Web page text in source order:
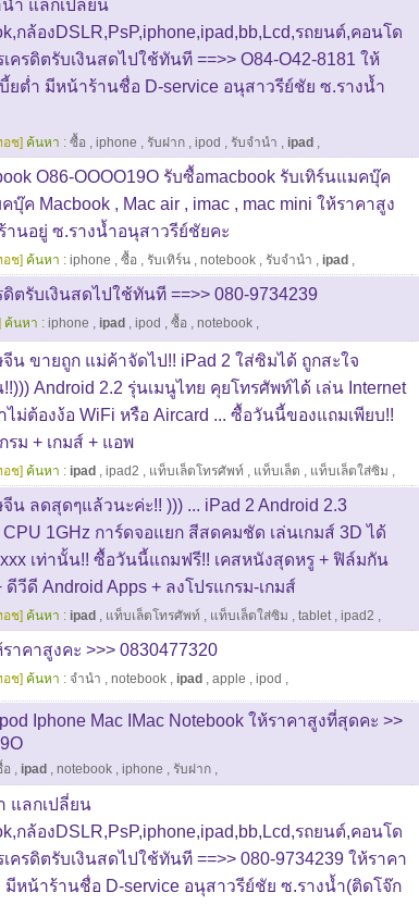
ำ แลกเปลี่ยน
กล้องDSLR,PsP,iphone,ipad,bb,Lcd,รถยนต์,คอนโด
ครดิตรับเงินสดไปใช้ทันที ==>> O84-O42-8181 ให้
บี้ยต่ำ มีหน้าร้านชื่อ D-service อนุสาวรีย์ชัย ซ.รางน้ำ
อช] ค้นหา : ซื้อ , iphone , รับฝาก , ipod , รับจำนำ , ipad ,
O86-OOOO19O รับซื้อmacbook รับเทิร์นแมคบุ๊ค
บุ๊ค Macbook , Mac air , imac , mac mini ให้ราคาสูง
านอยู่ ซ.รางน้ำอนุสาวรีย์ชัยคะ
ช] ค้นหา : iphone , ซื้อ , รับเทิร์น , notebook , รับจำนำ , ipad ,
ดิตรับเงินสดไปใช้ทันที ==>> 080-9734239
ค้นหา : iphone , ipad , ipod , ซื้อ , notebook ,
น ขายถูก แม่ค้าจัดไป!! iPad 2 ใส่ซิมได้ ถูกสะใจ
Android 2.2 รุ่นเมนูไทย คุยโทรศัพท์ได้ เล่น Internet
ไม่ต้องง้อ WiFi หรือ Aircard ... ซื้อวันนี้ของแถมเพียบ!!
รม + เกมส์ + แอพ
ช] ค้นหา : ipad , ipad2 , แท็บเล็ตโทรศัพท์ , แท็บเล็ต , แท็บเล็ตใส่ซิม ,
น ลดสุดๆแล้วนะค่ะ!! ))) ... iPad 2 Android 2.3
1GHz การ์ดจอแยก สีสดคมชัด เล่นเกมส์ 3D ได้
เท่านั้น!! ซื้อวันนี้แถมฟรี!! เคสหนังสุดหรู + ฟิล์มกัน
ดีวีดี Android Apps + ลงโปรแกรม-เกมส์
อช] ค้นหา : ipad , แท็บเล็ตโทรศัพท์ , แท็บเล็ตใส่ซิม , tablet, ipad2 ,
าคาสูงคะ >>> 0830477320
ช] ค้นหา : จำนำ , notebook , ipad , apple , ipod ,
Iphone Mac IMac Notebook ให้ราคาสูงที่สุดคะ >>
อ , ipad , notebook , iphone , รับฝาก ,
แลกเปลี่ยน
กล้องDSLR,PsP,iphone,ipad,bb,Lcd,รถยนต์,คอนโด
ครดิตรับเงินสดไปใช้ทันที ==>> 080-9734239 ให้ราคา
มีหน้าร้านชื่อ D-service อนุสาวรีย์ชัย ซ.รางน้ำ(ติดโจ๊ก